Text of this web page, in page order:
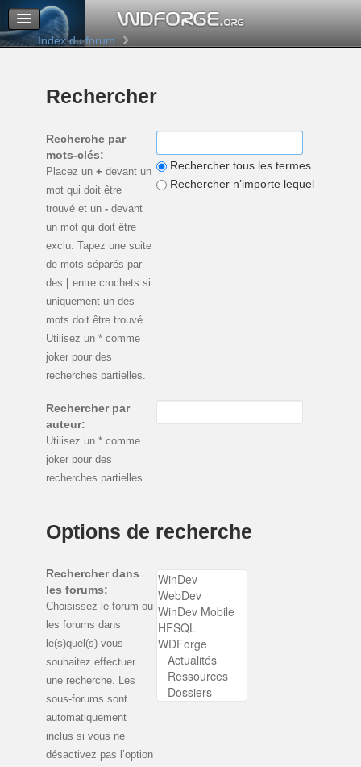
M’enregistrer
Connexion
Index du forum
Rechercher
Recherche par
mots-clés:
Placez un + devant un
mot qui doit être
trouvé et un -devant
un mot qui doit être
exclu. Tapez une suite
de mots séparés par
des
entre crochets si
uniquement un des
mots doit être trouvé.
Utilisez un * comme
joker pour des
recherches partielles.
Rechercher tous les termes
Rechercher n’importe lequel de ces
Rechercher par
auteur:
Utilisez un * comme
joker pour des
recherches partielles.
Options de recherche
Rechercher dans
les forums:
Choisissez le forum ou
les forums dans
le(s)quel(s) vous
souhaitez effectuer
une recherche. Les
sous-forums sont
automatiquement
inclus si vous ne
désactivez pas l’option